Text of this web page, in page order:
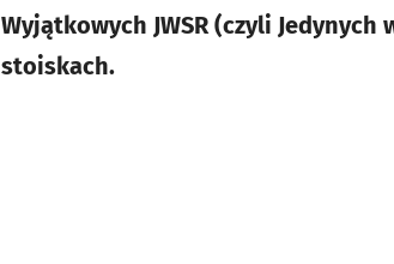
Wyjątkowych JWSR (czyli
stoiskach.